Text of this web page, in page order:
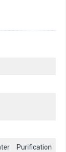
Purification